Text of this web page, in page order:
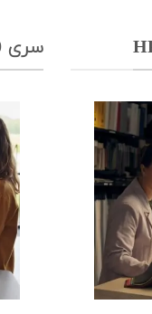
سری HP ELITEBOOK 600